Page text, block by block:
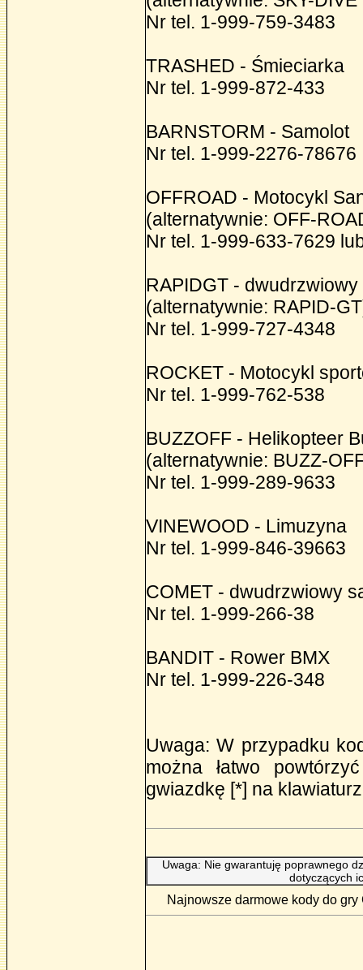
Nr tel. 1-999-759-3483
TRASHED - Śmieciarka
Nr tel. 1-999-872-433
BARNSTORM - Samolot
Nr tel. 1-999-2276-78676
OFFROAD - Motocykl
(alternatywnie: OFF-
Nr tel. 1-999-633-7629
RAPIDGT -
(alternatywnie: RAPID-
Nr tel. 1-999-727-4348
ROCKET - Motocykl
Nr tel. 1-999-762-538
BUZZOFF - Helikopteer
(alternatywnie: BUZZ-
Nr tel. 1-999-289-9633
VINEWOOD - Limuzyna
Nr tel. 1-999-846-39663
COMET - dwudrzwiowy
Nr tel. 1-999-266-38
BANDIT - Rower BMX
Nr tel. 1-999-226-348
Uwaga: W przypadku
można łatwo
gwiazdkę [*] na
Uwaga: Nie gwarantuję poprawnego
dotyczących
Najnowsze darmowe kody do